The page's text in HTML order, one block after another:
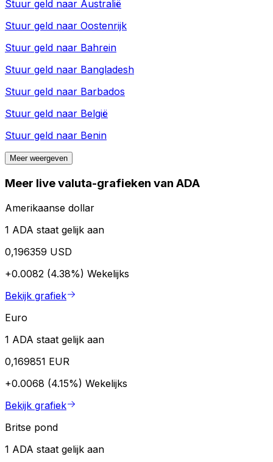
Stuur geld naar Australië
Stuur geld naar Oostenrijk
Stuur geld naar Bahrein
Stuur geld naar Bangladesh
Stuur geld naar Barbados
Stuur geld naar België
Stuur geld naar Benin
Meer weergeven
Meer live valuta-grafieken van ADA
Amerikaanse dollar
1 ADA staat gelijk aan
0,196359 USD
+0.0082 (4.38%) Wekelijks
Bekijk grafiek
Euro
1 ADA staat gelijk aan
0,169851 EUR
+0.0068 (4.15%) Wekelijks
Bekijk grafiek
Britse pond
1 ADA staat gelijk aan